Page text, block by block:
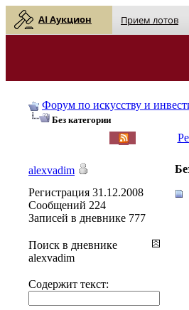
AI Аукцион Прием лотов
Форум по искусству и
Без категории
alexvadim
Регистрация 31.12.2008
Сообщений 224
Записей в дневнике 777
Поиск в дневнике
alexvadim
Содержит текст: